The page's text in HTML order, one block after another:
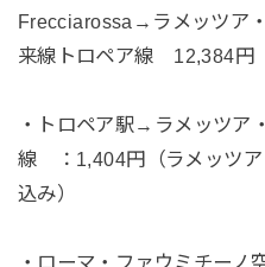
Frecciarossa→ラメッツア
来線トロペア線 12,384円
・トロペア駅→ラメッツア
線 ：1,404円（ラメッツア
込み）
・ローマ・ファウミチーノ